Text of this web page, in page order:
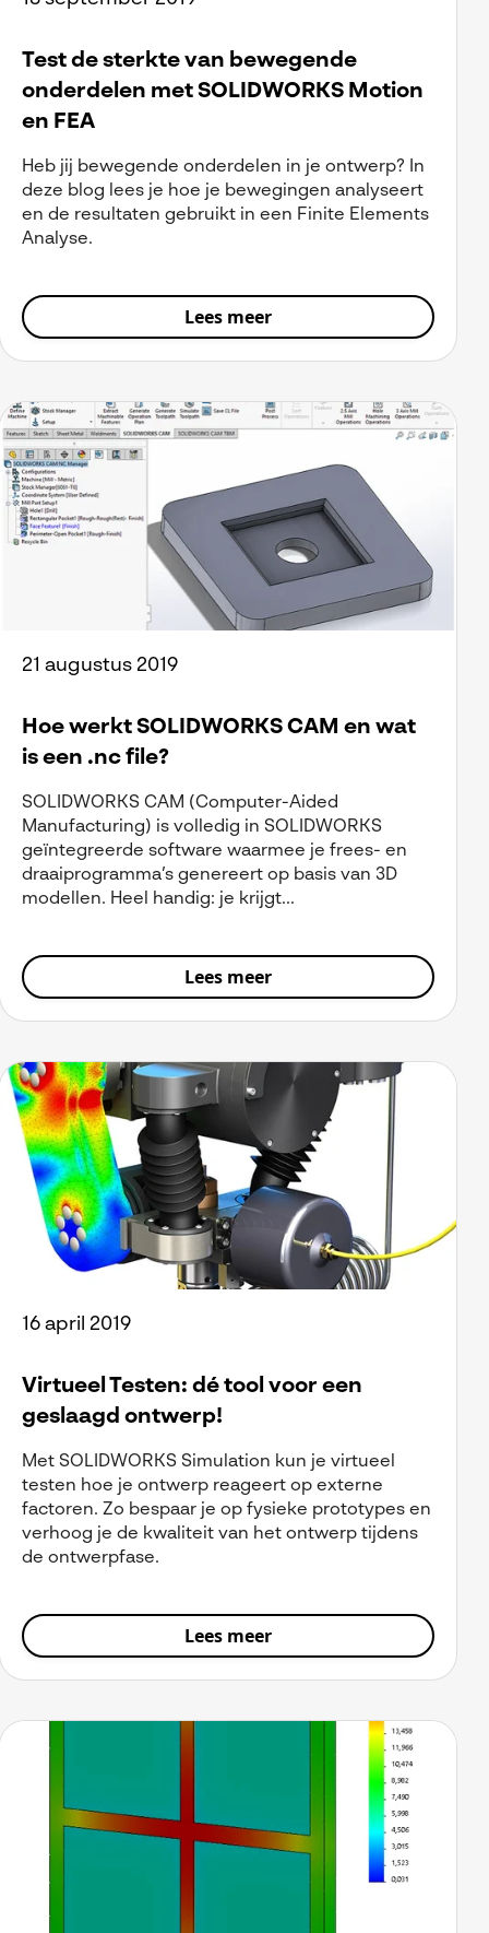
Test de sterkte van bewegende
onderdelen met SOLIDWORKS Motion
en FEA
Heb jij bewegende onderdelen in je ontwerp? In
deze blog lees je hoe je bewegingen analyseert
en de resultaten gebruikt in een Finite Elements
Analyse.
Lees meer
21 augustus 2019
Hoe werkt SOLIDWORKS CAM en wat
is een .nc file?
SOLIDWORKS CAM (Computer-Aided
Manufacturing) is volledig in SOLIDWORKS
geïntegreerde software waarmee je frees- en
draaiprogramma’s genereert op basis van 3D
modellen. Heel handig: je krijgt...
Lees meer
16 april 2019
Virtueel Testen: dé tool voor een
geslaagd ontwerp!
Met SOLIDWORKS Simulation kun je virtueel
testen hoe je ontwerp reageert op externe
factoren. Zo bespaar je op fysieke prototypes en
verhoog je de kwaliteit van het ontwerp tijdens
de ontwerpfase.
Lees meer